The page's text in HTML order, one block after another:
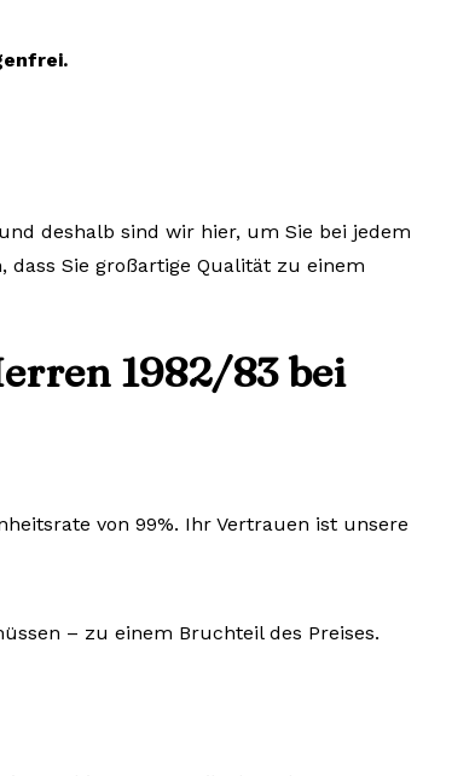
deshalb sind wir hier, um Sie bei jedem
Sie großartige Qualität zu einem
1982/83 bei
von 99%. Ihr Vertrauen ist unsere
– zu einem Bruchteil des Preises.